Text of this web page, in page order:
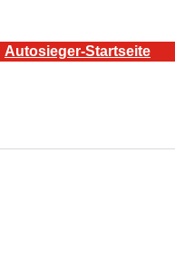
Autosieger-Startseite